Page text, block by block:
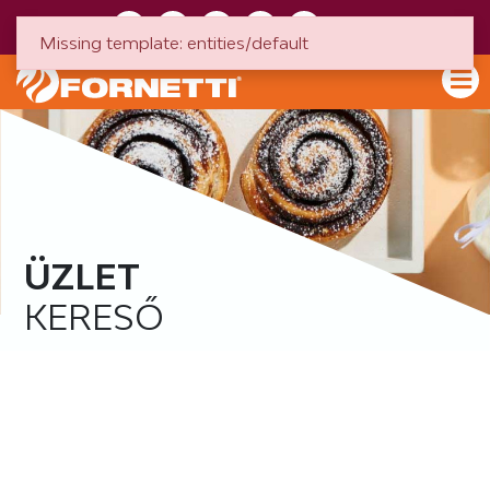
ÜZLET
KERESŐ
Missing template: entities/default